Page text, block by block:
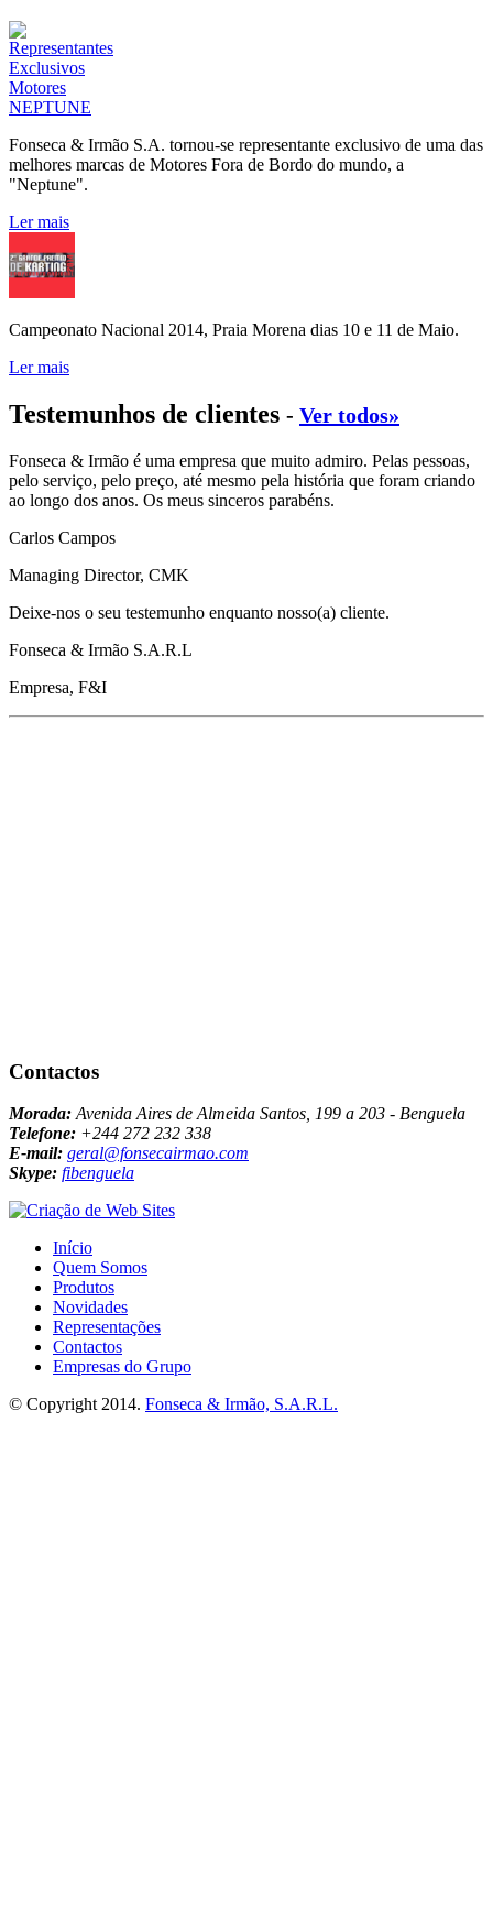
Fonseca & Irmão S.A. tornou-se representante exclusivo de uma das
melhores marcas de Motores Fora de Bordo do mundo, a
"Neptune".
Ler mais
Campeonato Nacional 2014, Praia Morena dias 10 e 11 de Maio.
Ler mais
Testemunhos de clientes - Ver todos»
Fonseca & Irmão é uma empresa que muito admiro. Pelas pessoas,
pelo serviço, pelo preço, até mesmo pela história que foram criando
ao longo dos anos. Os meus sinceros parabéns.
Carlos Campos
Managing Director, CMK
Deixe-nos o seu testemunho enquanto nosso(a) cliente.
Fonseca & Irmão S.A.R.L
Empresa, F&I
Contactos
Morada: Avenida Aires de Almeida Santos, 199 a 203 - Benguela
Telefone: +244 272 232 338
E-mail: geral@fonsecairmao.com
Skype: fibenguela
Início
Quem Somos
Produtos
Novidades
Representações
Contactos
Empresas do Grupo
© Copyright 2014. Fonseca & Irmão, S.A.R.L.